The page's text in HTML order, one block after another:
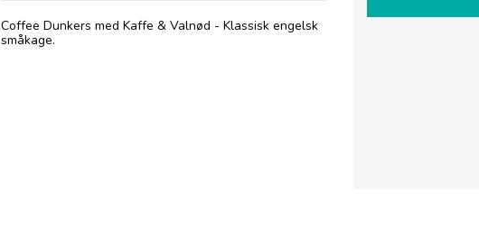
Coffee Dunkers med Kaffe & Valnød - Klassisk engelsk
småkage.